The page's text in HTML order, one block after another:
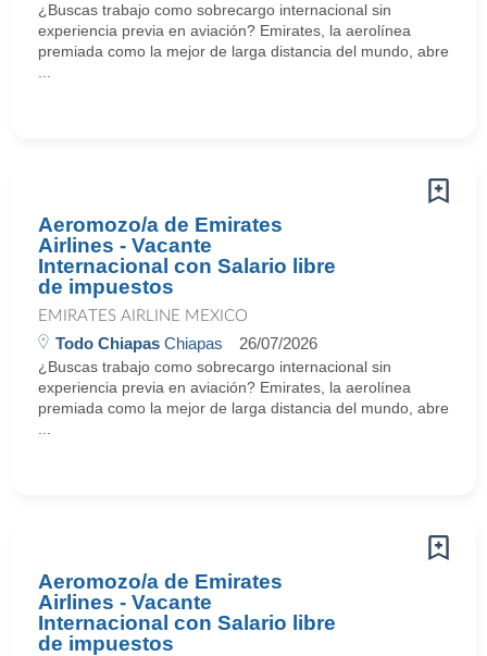
¿Buscas trabajo como sobrecargo internacional sin
experiencia previa en aviación? Emirates, la aerolínea
premiada como la mejor de larga distancia del mundo, abre
Aeromozo/a de Emirates
Airlines - Vacante
Internacional con Salario libre
de impuestos
EMIRATES AIRLINE MEXICO
Todo Chiapas Chiapas 26/07/2026
¿Buscas trabajo como sobrecargo internacional sin
experiencia previa en aviación? Emirates, la aerolínea
premiada como la mejor de larga distancia del mundo, abre
Aeromozo/a de Emirates
Airlines - Vacante
Internacional con Salario libre
de impuestos